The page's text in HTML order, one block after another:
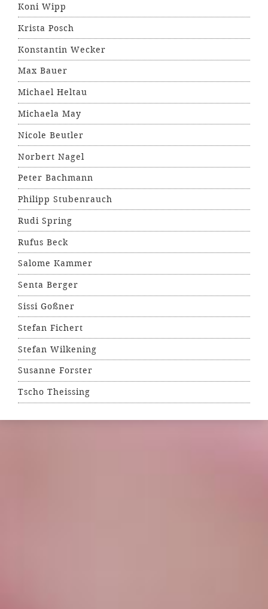
Koni Wipp
Krista Posch
Konstantin Wecker
Max Bauer
Michael Heltau
Michaela May
Nicole Beutler
Norbert Nagel
Peter Bachmann
Philipp Stubenrauch
Rudi Spring
Rufus Beck
Salome Kammer
Senta Berger
Sissi Goßner
Stefan Fichert
Stefan Wilkening
Susanne Forster
Tscho Theissing